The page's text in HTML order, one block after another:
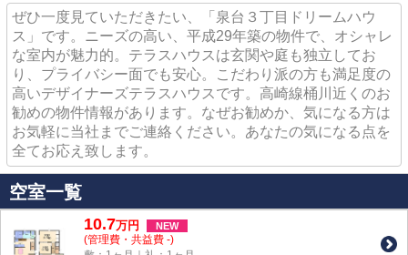
ぜひ一度見ていただきたい、「泉台３丁目ドリームハウ
ス」です。ニーズの高い、平成29年築の物件で、オシャレ
な室内が魅力的。テラスハウスは玄関や庭も独立してお
り、プライバシー面でも安心。こだわり派の方も満足度の
高いデザイナーズテラスハウスです。高崎線桶川近くのお
勧めの物件情報があります。なぜお勧めか、気になる方は
お気軽に当社までご連絡ください。あなたの気になる点を
全てお応え致します。
空室一覧
10.7万円 NEW
(管理費・共益費 -)